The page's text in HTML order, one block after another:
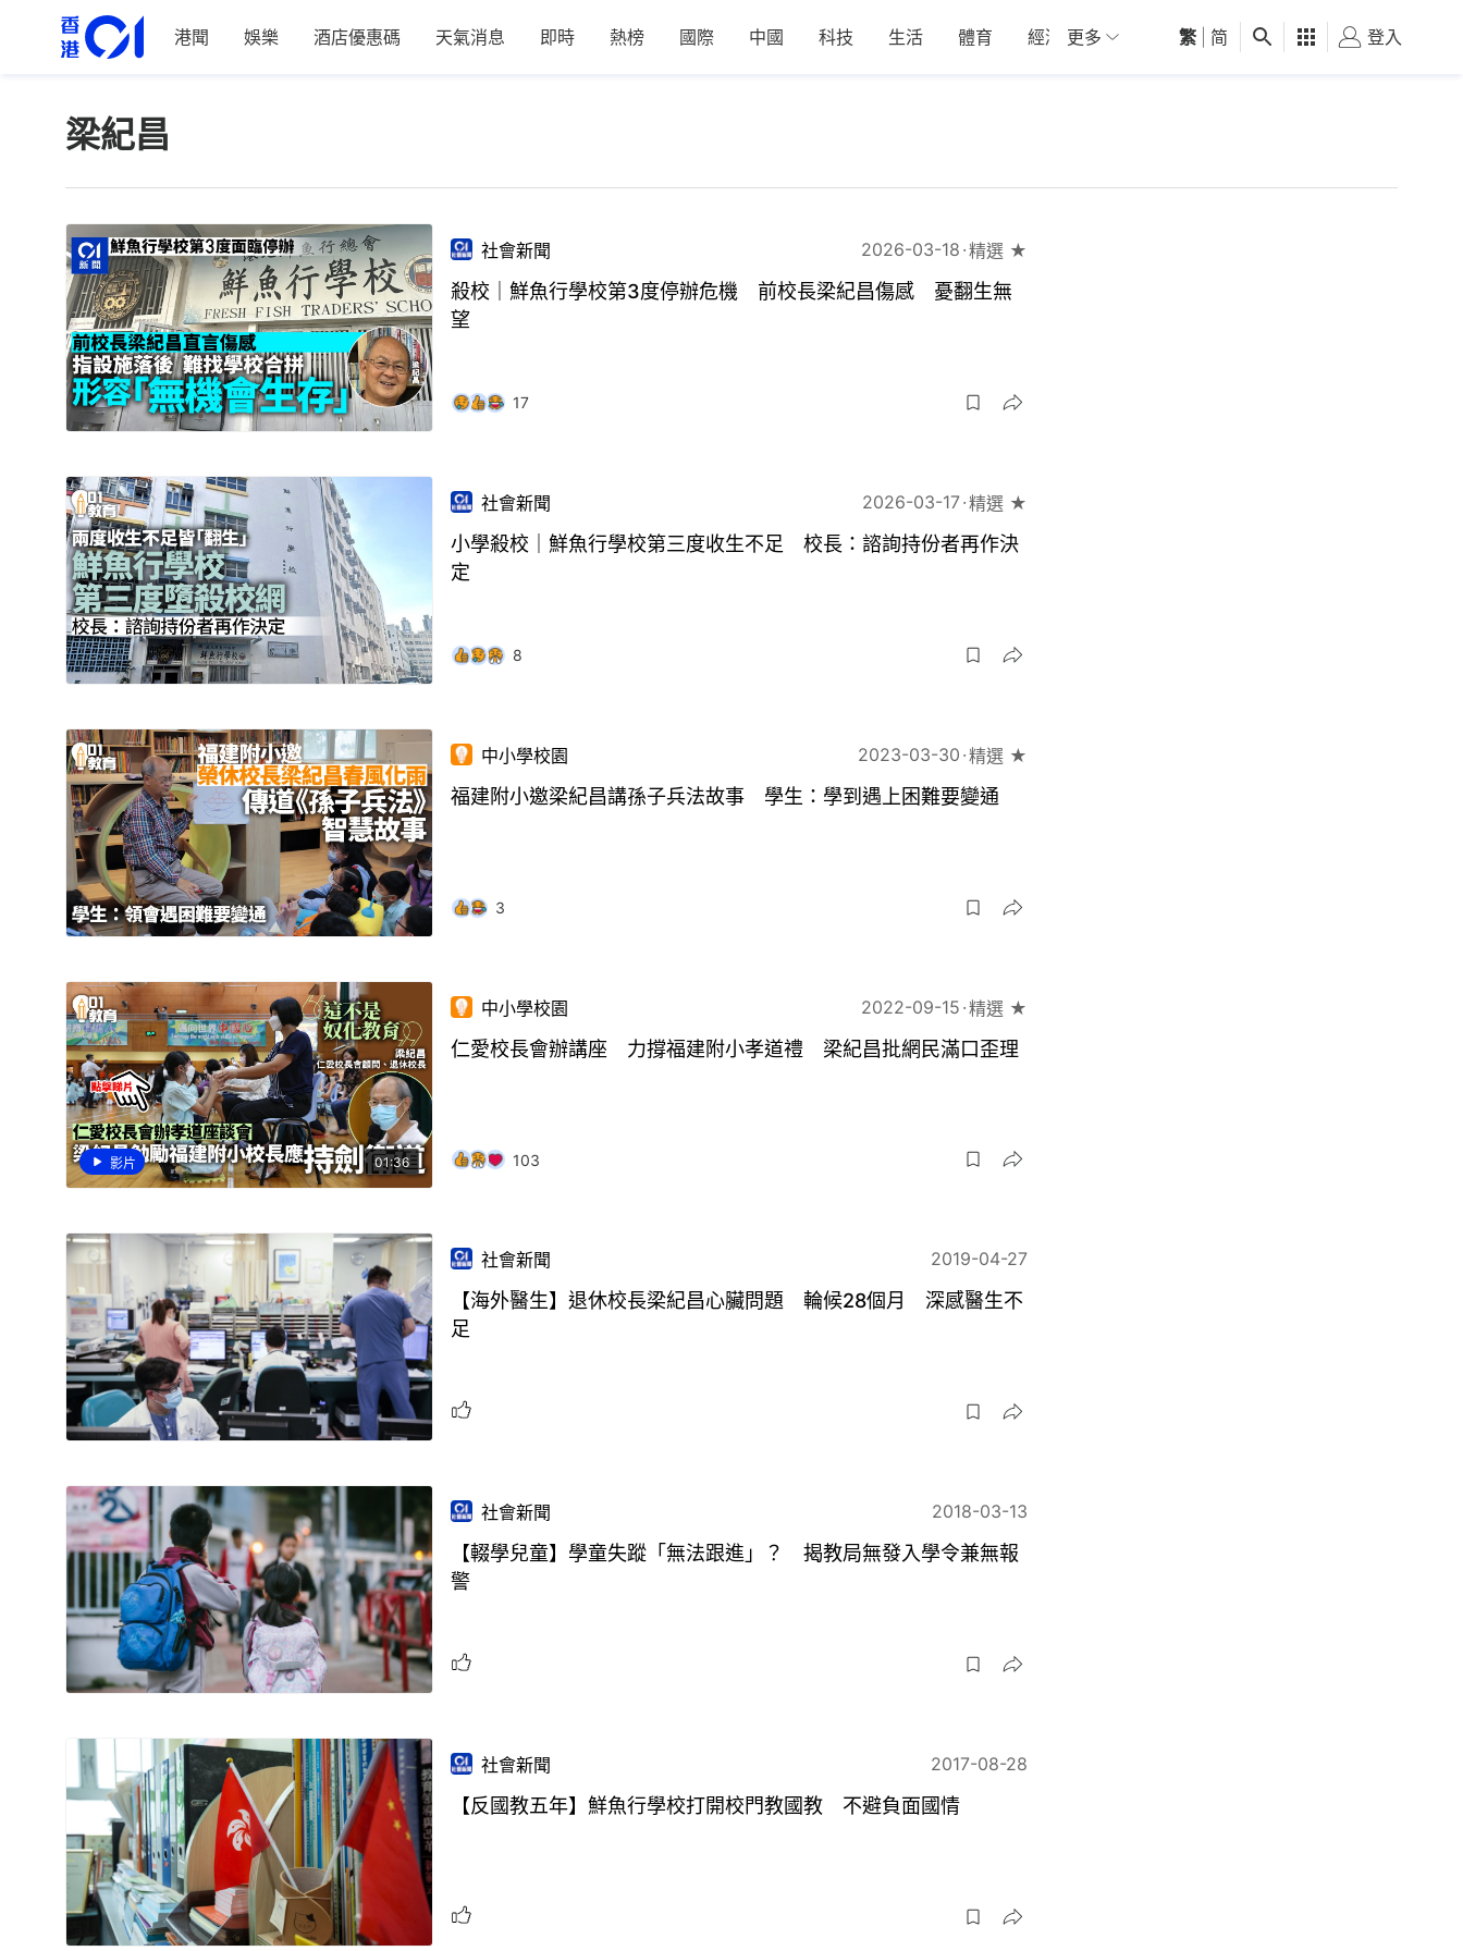
港聞 娛樂 酒店優惠碼 天氣消息 即時 熱榜 國際 中國 科技 生活 體育 經濟 01深圳 觀點 健康 好食玩飛
更多 繁 简 登入
梁紀昌
社會新聞 2026-03-18 精選 ★
殺校｜鮮魚行學校第3度停辦危機 前校長梁紀昌傷感 憂翻生無
望
17
社會新聞 2026-03-17 精選 ★
小學殺校｜鮮魚行學校第三度收生不足 校長：諮詢持份者再作決
定
8
中小學校園 2023-03-30 精選 ★
福建附小邀梁紀昌講孫子兵法故事 學生：學到遇上困難要變通
3
影片 01:36
中小學校園 2022-09-15 精選 ★
仁愛校長會辦講座 力撐福建附小孝道禮 梁紀昌批網民滿口歪理
103
社會新聞 2019-04-27
【海外醫生】退休校長梁紀昌心臟問題 輪候28個月 深感醫生不
足
社會新聞 2018-03-13
【輟學兒童】學童失蹤「無法跟進」？ 揭教局無發入學令兼無報
警
社會新聞 2017-08-28
【反國教五年】鮮魚行學校打開校門教國教 不避負面國情